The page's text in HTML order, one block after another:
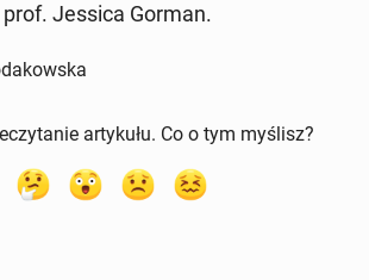
Jessica Gorman.
artykułu. Co o tym myślisz?